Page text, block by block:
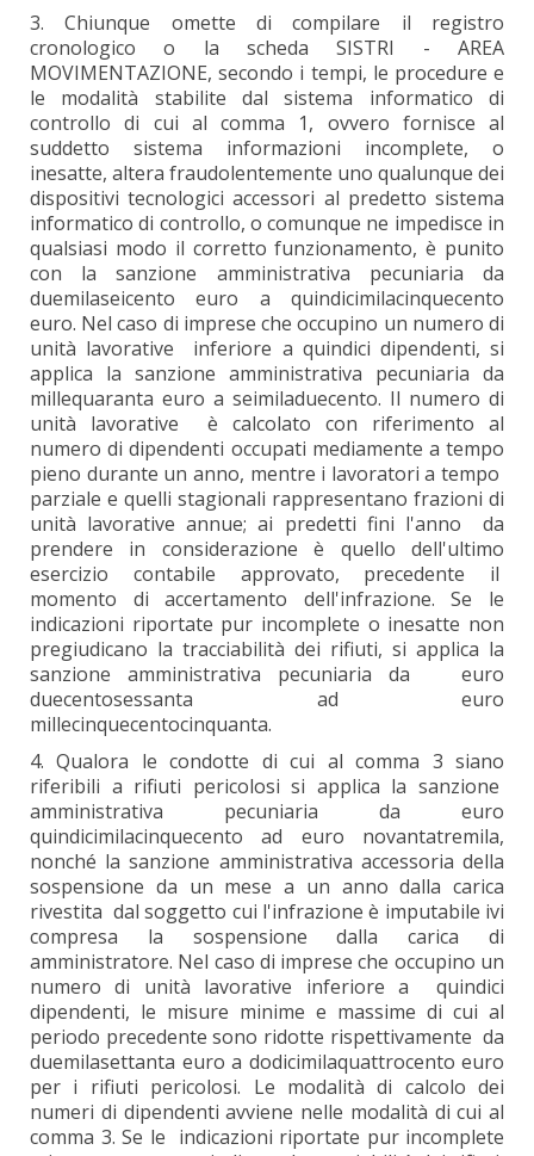
3. Chiunque omette di compilare il registro
cronologico o la scheda SISTRI - AREA
MOVIMENTAZIONE, secondo i tempi, le procedure e
le modalità stabilite dal sistema informatico di
controllo di cui al comma 1, ovvero fornisce al
suddetto sistema informazioni incomplete, o
inesatte, altera fraudolentemente uno qualunque dei
dispositivi tecnologici accessori al predetto sistema
informatico di controllo, o comunque ne impedisce in
qualsiasi modo il corretto funzionamento, è punito
con la sanzione amministrativa pecuniaria da
duemilaseicento euro a quindicimilacinquecento
euro. Nel caso di imprese che occupino un numero di
unità lavorative inferiore a quindici dipendenti, si
applica la sanzione amministrativa pecuniaria da
millequaranta euro a seimiladuecento. Il numero di
unità lavorative è calcolato con riferimento al
numero di dipendenti occupati mediamente a tempo
pieno durante un anno, mentre i lavoratori a tempo
parziale e quelli stagionali rappresentano frazioni di
unità lavorative annue; ai predetti fini l'anno da
prendere in considerazione è quello dell'ultimo
esercizio contabile approvato, precedente il
momento di accertamento dell'infrazione. Se le
indicazioni riportate pur incomplete o inesatte non
pregiudicano la tracciabilità dei rifiuti, si applica la
sanzione amministrativa pecuniaria da euro
duecentosessanta ad euro
millecinquecentocinquanta.
4. Qualora le condotte di cui al comma 3 siano
riferibili a rifiuti pericolosi si applica la sanzione
amministrativa pecuniaria da euro
quindicimilacinquecento ad euro novantatremila,
nonché la sanzione amministrativa accessoria della
sospensione da un mese a un anno dalla carica
rivestita dal soggetto cui l'infrazione è imputabile ivi
compresa la sospensione dalla carica di
amministratore. Nel caso di imprese che occupino un
numero di unità lavorative inferiore a quindici
dipendenti, le misure minime e massime di cui al
periodo precedente sono ridotte rispettivamente da
duemilasettanta euro a dodicimilaquattrocento euro
per i rifiuti pericolosi. Le modalità di calcolo dei
numeri di dipendenti avviene nelle modalità di cui al
comma 3. Se le indicazioni riportate pur incomplete